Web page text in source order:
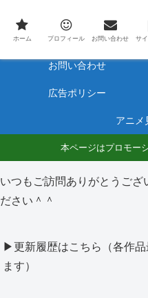
最新アニメのあらすじと感想
ホーム
お問い合わせ
広告ポリシー
アニメ
本ページはプロモー
いつもご訪問ありがとうござ
ださい＾＾
▶更新履歴はこちら（各作
ます）
ホーム プロフィール お問い合わせ サ